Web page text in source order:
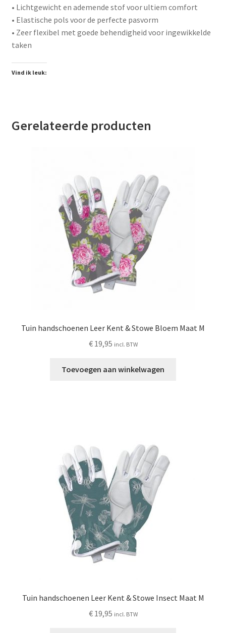
• Lichtgewicht en ademende stof voor ultiem comfort
• Elastische pols voor de perfecte pasvorm
• Zeer flexibel met goede behendigheid voor ingewikkelde
taken
Vind ik leuk:
Gerelateerde producten
Tuin handschoenen Leer Kent & Stowe Bloem Maat M
€19,95 incl. BTW
Toevoegen aan winkelwagen
Tuin handschoenen Leer Kent & Stowe Insect Maat M
€19,95 incl. BTW